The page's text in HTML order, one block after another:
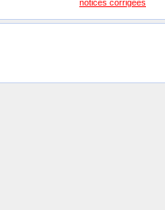
notices corrigées